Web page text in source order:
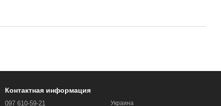
Контактная информация
097 610-59-21 Украина